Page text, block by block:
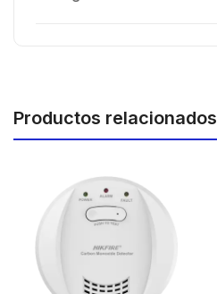
Productos relacionados